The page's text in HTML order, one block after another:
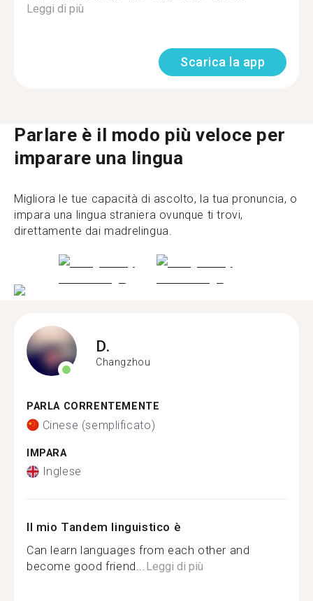
Leggi di più
Scarica la app
Parlare è il modo più veloce per
imparare una lingua
Migliora le tue capacità di ascolto, la tua pronuncia, o
impara una lingua straniera ovunque ti trovi,
direttamente dai madrelingua.
D.
Changzhou
PARLA CORRENTEMENTE
Cinese (semplificato)
IMPARA
Inglese
Il mio Tandem linguistico è
Can learn languages from each other and
become good friend...Leggi di più